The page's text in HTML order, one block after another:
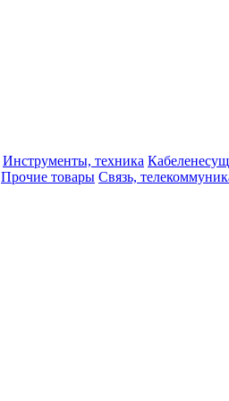
Инструменты, техника
Прочие товары Связь,